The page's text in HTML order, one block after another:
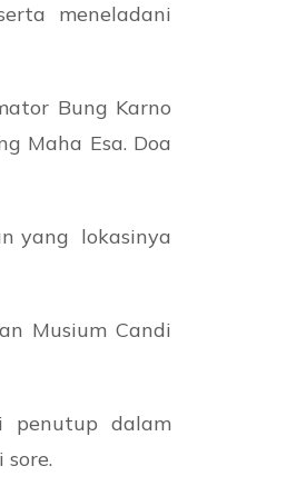
meneladani
Bung Karno
Maha Esa. Doa
yang lokasinya
Musium Candi
penutup dalam